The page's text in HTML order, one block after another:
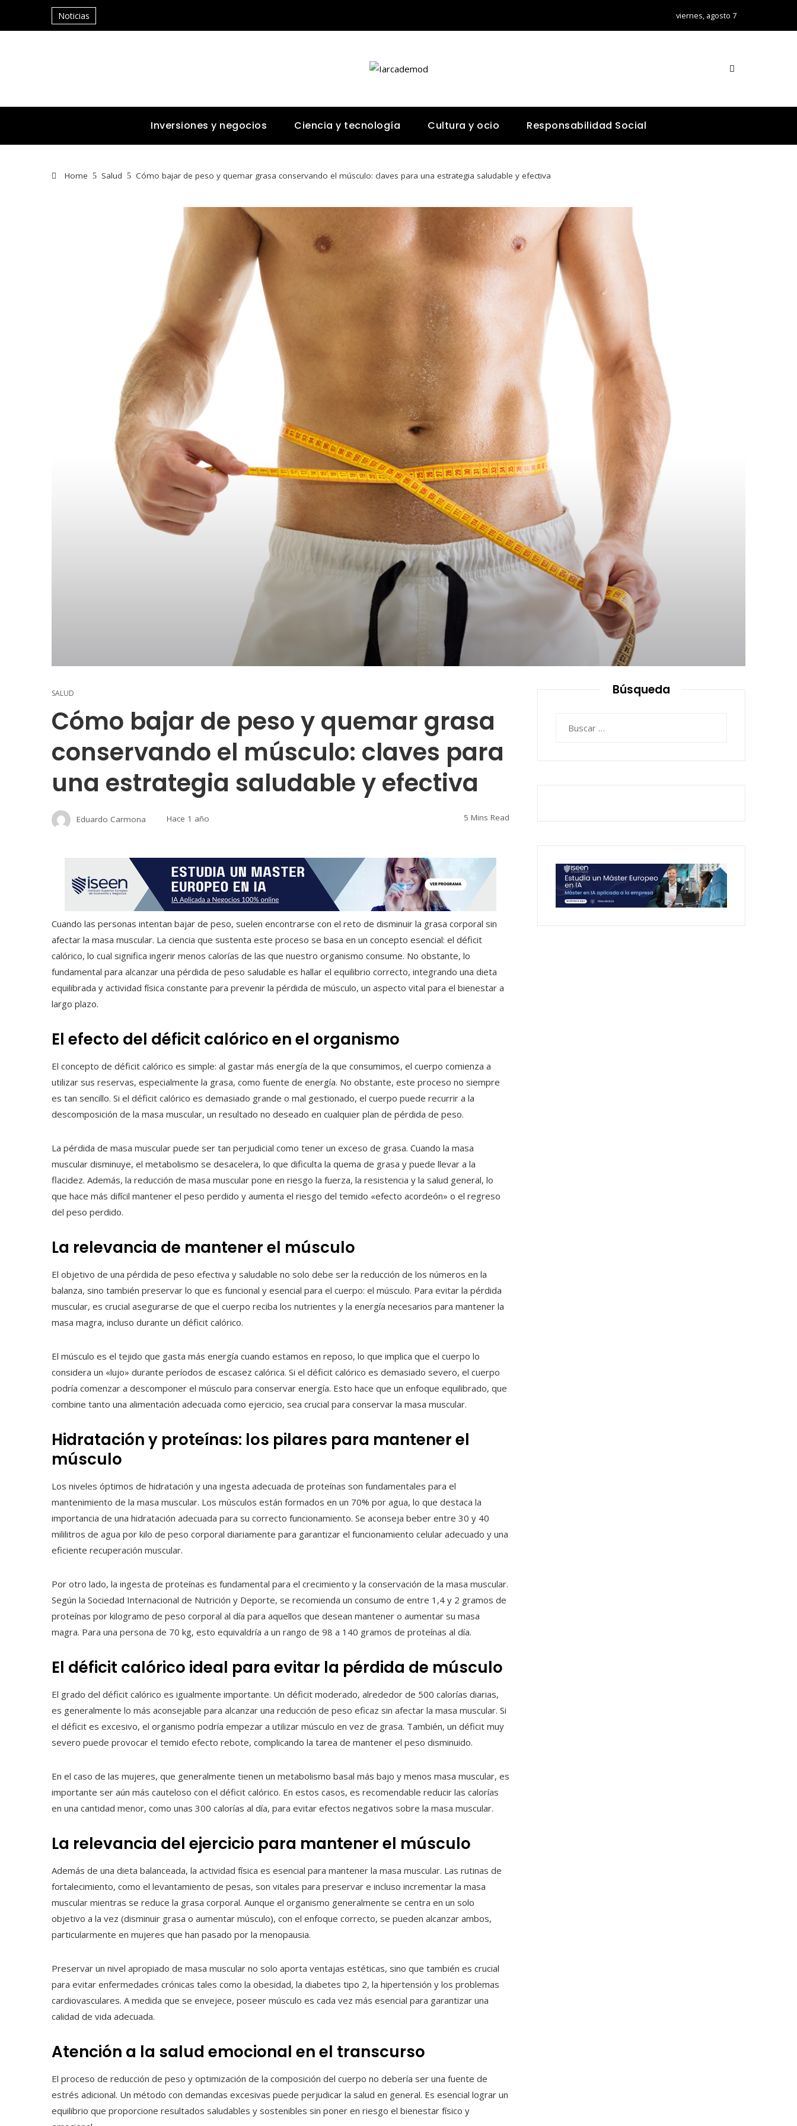
Noticias viernes, agosto 7
Inversiones y negocios Ciencia y tecnología Cultura y ocio Responsabilidad Social
Home Salud Cómo bajar de peso y quemar grasa conservando el músculo: claves para una estrategia saludable y efectiva
SALUD
Cómo bajar de peso y quemar grasa
conservando el músculo: claves para
una estrategia saludable y efectiva
Eduardo Carmona Hace 1 año 5 Mins Read
Cuando las personas intentan bajar de peso, suelen encontrarse con el reto de disminuir la grasa corporal sin
afectar la masa muscular. La ciencia que sustenta este proceso se basa en un concepto esencial: el déficit
calórico, lo cual significa ingerir menos calorías de las que nuestro organismo consume. No obstante, lo
fundamental para alcanzar una pérdida de peso saludable es hallar el equilibrio correcto, integrando una dieta
equilibrada y actividad física constante para prevenir la pérdida de músculo, un aspecto vital para el bienestar a
largo plazo.
El efecto del déficit calórico en el organismo
El concepto de déficit calórico es simple: al gastar más energía de la que consumimos, el cuerpo comienza a
utilizar sus reservas, especialmente la grasa, como fuente de energía. No obstante, este proceso no siempre
es tan sencillo. Si el déficit calórico es demasiado grande o mal gestionado, el cuerpo puede recurrir a la
descomposición de la masa muscular, un resultado no deseado en cualquier plan de pérdida de peso.
La pérdida de masa muscular puede ser tan perjudicial como tener un exceso de grasa. Cuando la masa
muscular disminuye, el metabolismo se desacelera, lo que dificulta la quema de grasa y puede llevar a la
flacidez. Además, la reducción de masa muscular pone en riesgo la fuerza, la resistencia y la salud general, lo
que hace más difícil mantener el peso perdido y aumenta el riesgo del temido «efecto acordeón» o el regreso
del peso perdido.
La relevancia de mantener el músculo
El objetivo de una pérdida de peso efectiva y saludable no solo debe ser la reducción de los números en la
balanza, sino también preservar lo que es funcional y esencial para el cuerpo: el músculo. Para evitar la pérdida
muscular, es crucial asegurarse de que el cuerpo reciba los nutrientes y la energía necesarios para mantener la
masa magra, incluso durante un déficit calórico.
El músculo es el tejido que gasta más energía cuando estamos en reposo, lo que implica que el cuerpo lo
considera un «lujo» durante períodos de escasez calórica. Si el déficit calórico es demasiado severo, el cuerpo
podría comenzar a descomponer el músculo para conservar energía. Esto hace que un enfoque equilibrado, que
combine tanto una alimentación adecuada como ejercicio, sea crucial para conservar la masa muscular.
Hidratación y proteínas: los pilares para mantener el
músculo
Los niveles óptimos de hidratación y una ingesta adecuada de proteínas son fundamentales para el
mantenimiento de la masa muscular. Los músculos están formados en un 70% por agua, lo que destaca la
importancia de una hidratación adecuada para su correcto funcionamiento. Se aconseja beber entre 30 y 40
mililitros de agua por kilo de peso corporal diariamente para garantizar el funcionamiento celular adecuado y una
eficiente recuperación muscular.
Por otro lado, la ingesta de proteínas es fundamental para el crecimiento y la conservación de la masa muscular.
Según la Sociedad Internacional de Nutrición y Deporte, se recomienda un consumo de entre 1,4 y 2 gramos de
proteínas por kilogramo de peso corporal al día para aquellos que desean mantener o aumentar su masa
magra. Para una persona de 70 kg, esto equivaldría a un rango de 98 a 140 gramos de proteínas al día.
El déficit calórico ideal para evitar la pérdida de músculo
El grado del déficit calórico es igualmente importante. Un déficit moderado, alrededor de 500 calorías diarias,
es generalmente lo más aconsejable para alcanzar una reducción de peso eficaz sin afectar la masa muscular. Si
el déficit es excesivo, el organismo podría empezar a utilizar músculo en vez de grasa. También, un déficit muy
severo puede provocar el temido efecto rebote, complicando la tarea de mantener el peso disminuido.
En el caso de las mujeres, que generalmente tienen un metabolismo basal más bajo y menos masa muscular, es
importante ser aún más cauteloso con el déficit calórico. En estos casos, es recomendable reducir las calorías
en una cantidad menor, como unas 300 calorías al día, para evitar efectos negativos sobre la masa muscular.
La relevancia del ejercicio para mantener el músculo
Además de una dieta balanceada, la actividad física es esencial para mantener la masa muscular. Las rutinas de
fortalecimiento, como el levantamiento de pesas, son vitales para preservar e incluso incrementar la masa
muscular mientras se reduce la grasa corporal. Aunque el organismo generalmente se centra en un solo
objetivo a la vez (disminuir grasa o aumentar músculo), con el enfoque correcto, se pueden alcanzar ambos,
particularmente en mujeres que han pasado por la menopausia.
Preservar un nivel apropiado de masa muscular no solo aporta ventajas estéticas, sino que también es crucial
para evitar enfermedades crónicas tales como la obesidad, la diabetes tipo 2, la hipertensión y los problemas
cardiovasculares. A medida que se envejece, poseer músculo es cada vez más esencial para garantizar una
calidad de vida adecuada.
Atención a la salud emocional en el transcurso
El proceso de reducción de peso y optimización de la composición del cuerpo no debería ser una fuente de
estrés adicional. Un método con demandas excesivas puede perjudicar la salud en general. Es esencial lograr un
equilibrio que proporcione resultados saludables y sostenibles sin poner en riesgo el bienestar físico y
Búsqueda